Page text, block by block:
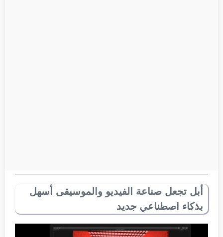
أبل تجعل صناعة الفيديو والموسيقى أسهل
بذكاء اصطناعي جديد